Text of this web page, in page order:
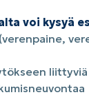
voi kysyä